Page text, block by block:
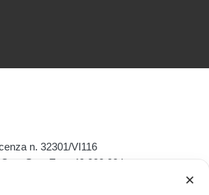
n. 32301/VI116
Soc. Euro 40.000,00 i.v.
✕